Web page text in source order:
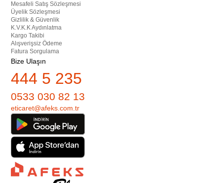
Mesafeli Satış Sözleşmesi
Üyelik Sözleşmesi
Gizlilik & Güvenlik
K.V.K.K Aydınlatma
Kargo Takibi
Alışverişsiz Ödeme
Fatura Sorgulama
Bize Ulaşın
444 5 235
0533 030 82 13
eticaret@afeks.com.tr